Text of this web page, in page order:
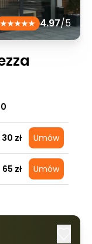
4.97/5
30 zł Umów
65 zł Umów